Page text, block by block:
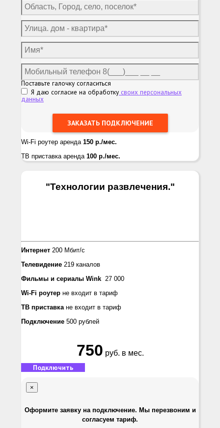
Поставьте галочку согласиться
Я даю согласие на обработку своих персональных
данных
Wi-Fi роутер аренда 150 р./мес.
ТВ приставка аренда 100 р./мес.
"Технологии развлечения."
Интернет 200 Мбит/с
Телевидение 219 каналов
Фильмы и сериалы Wink 27 000
Wi-Fi роутер не входит в тариф
ТВ приставкане входит в тариф
Подключение 500 рублей
750 руб. в мес.
Подключить
×
Оформите заявку на подключение. Мы перезвоним и
согласуем тариф.